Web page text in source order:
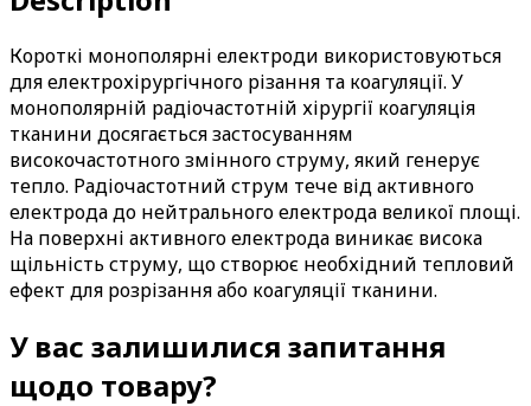
Короткі монополярні електроди використовуються
для електрохірургічного різання та коагуляції. У
монополярній радіочастотній хірургії коагуляція
тканини досягається застосуванням
високочастотного змінного струму, який генерує
тепло. Радіочастотний струм тече від активного
електрода до нейтрального електрода великої площі.
На поверхні активного електрода виникає висока
щільність струму, що створює необхідний тепловий
ефект для розрізання або коагуляції тканини.
У вас залишилися запитання
щодо товару?